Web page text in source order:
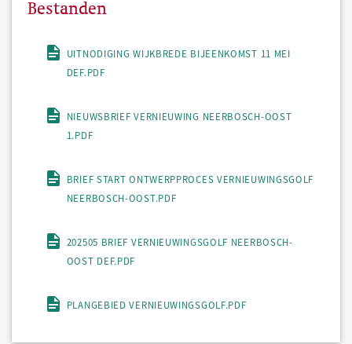
Bestanden
UITNODIGING WIJKBREDE BIJEENKOMST 11 MEI
DEF.PDF
NIEUWSBRIEF VERNIEUWING NEERBOSCH-OOST
1.PDF
BRIEF START ONTWERPPROCES VERNIEUWINGSGOLF
NEERBOSCH-OOST.PDF
202505 BRIEF VERNIEUWINGSGOLF NEERBOSCH-
OOST DEF.PDF
PLANGEBIED VERNIEUWINGSGOLF.PDF